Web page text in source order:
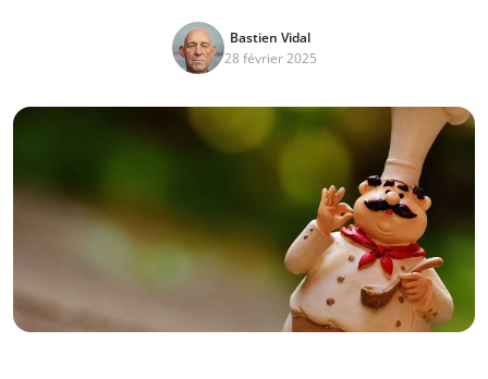
Bastien Vidal
28 février 2025